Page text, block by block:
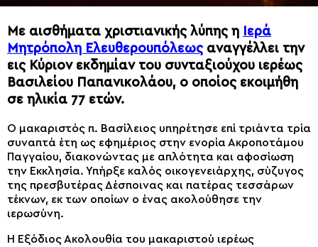
Με αισθήματα χριστιανικής λύπης η
Ιερά
Μητρόπολη Ελευθερουπόλεως αναγγέλλει την
εις Κύριον εκδημίαν του συνταξιούχου ιερέως
Βασιλείου Παπανικολάου, ο οποίος εκοιμήθη
σε ηλικία 77 ετών.
Ο μακαριστός π. Βασίλειος υπηρέτησε επί τριάντα τρία
συναπτά έτη ως εφημέριος στην ενορία Ακροποτάμου
Παγγαίου, διακονώντας με απλότητα και αφοσίωση
την Εκκλησία. Υπήρξε καλός οικογενειάρχης, σύζυγος
της πρεσβυτέρας Δέσποινας και πατέρας τεσσάρων
τέκνων, εκ των οποίων ο ένας ακολούθησε την
ιερωσύνη.
Η Εξόδιος Ακολουθία του μακαριστού ιερέως